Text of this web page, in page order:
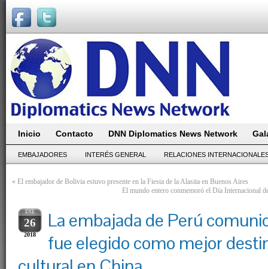
Inicio Contacto DNN Diplomatics News Network
EMBAJADORES INTERÉS GENERAL RELACIONES
« El embajador de Bolivia estuvo presente en la Fiesta de la Alasita en Buenos Aires
El mundo entero conmemoró el Día Internacional
ENE
26
2018
La embajada de Perú
fue elegido como mejor